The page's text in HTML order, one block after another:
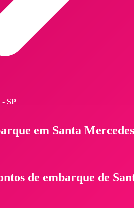
- SP
em Santa Mercedes
de embarque de